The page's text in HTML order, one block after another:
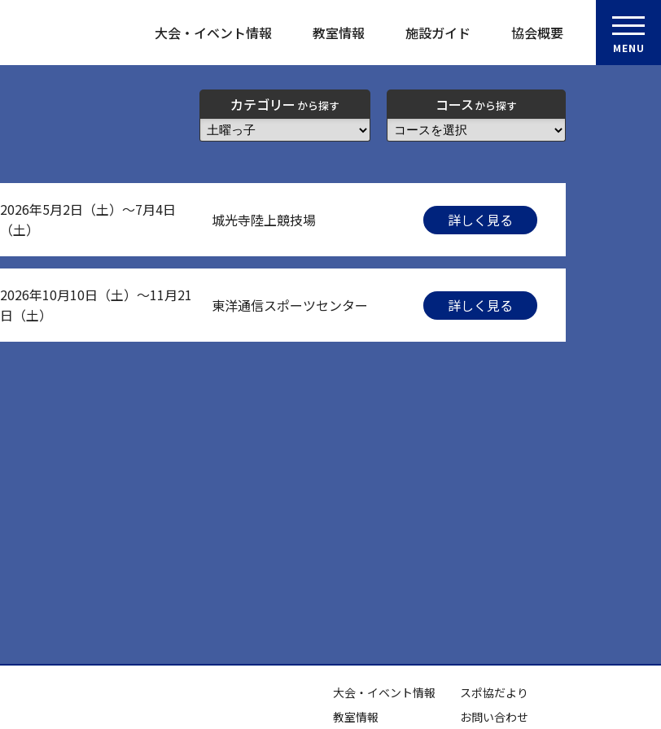
大会・イベント情報 教室情報 施設ガイド 協会概要
MENU
カテゴリー から探す コースから探す
2026年5月2日（土）～7月4日
（土）
城光寺陸上競技場 詳しく見る
2026年10月10日（土）～11月21
日（土）
東洋通信スポーツセンター 詳しく見る
大会・イベント情報
教室情報
スポ協だより
お問い合わせ